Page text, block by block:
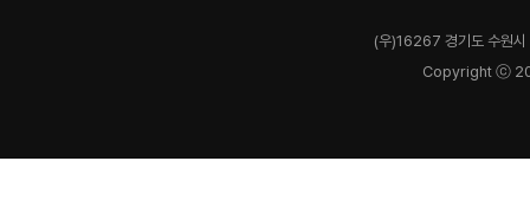
(우)16267 경기도 수원
Copyright ⓒ